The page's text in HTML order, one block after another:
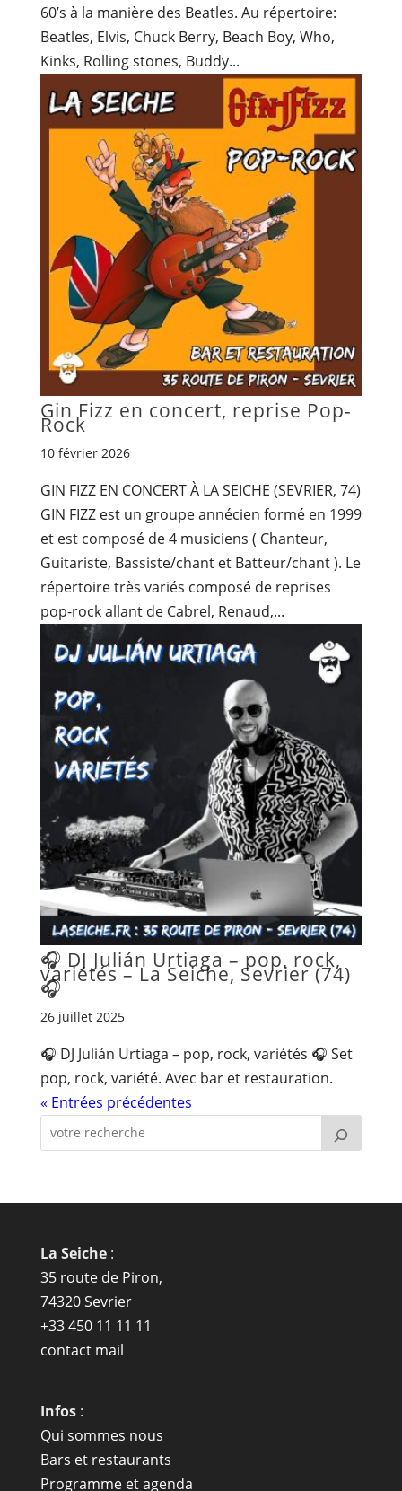
60’s à la manière des Beatles. Au répertoire:
Beatles, Elvis, Chuck Berry, Beach Boy, Who,
Kinks, Rolling stones, Buddy...
Gin Fizz en concert, reprise Pop-
Rock
10 février 2026
GIN FIZZ EN CONCERT À LA SEICHE (SEVRIER, 74)
GIN FIZZ est un groupe annécien formé en 1999
et est composé de 4 musiciens ( Chanteur,
Guitariste, Bassiste/chant et Batteur/chant ). Le
répertoire très variés composé de reprises
pop-rock allant de Cabrel, Renaud,...
🎧 DJ Julián Urtiaga – pop, rock,
variétés – La Seiche, Sevrier (74)
🎧
26 juillet 2025
🎧 DJ Julián Urtiaga – pop, rock, variétés 🎧 Set
pop, rock, variété. Avec bar et restauration.
« Entrées précédentes
La Seiche:
35 route de Piron,
74320 Sevrier
+33 450 11 11 11
contact mail
Infos:
Qui sommes nous
Bars et restaurants
Programme et agenda